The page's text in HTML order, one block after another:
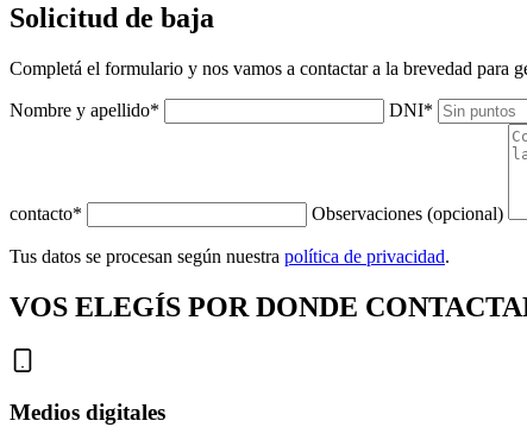
Solicitud de baja
Completá el formulario y nos vamos a contactar a la brevedad para
Nombre y apellido* DNI*
contacto* Observaciones (opcional)
Tus datos se procesan según nuestra política de privacidad.
VOS ELEGÍS POR DONDE
Medios digitales